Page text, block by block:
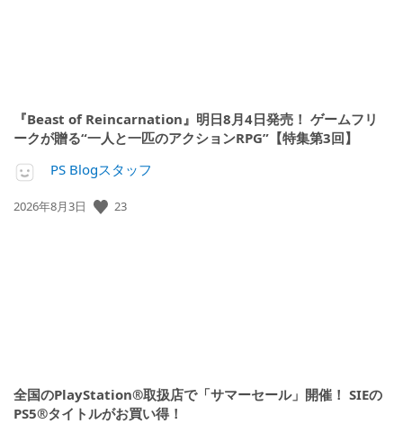
『Beast of Reincarnation』明日8月4日発売！ ゲームフリ
ークが贈る“一人と一匹のアクションRPG”【特集第3回】
PS Blogスタッフ
公
2026年8月3日 23
全国のPlayStation®取扱店で「サマーセール」開催！ SIEの
PS5®タイトルがお買い得！